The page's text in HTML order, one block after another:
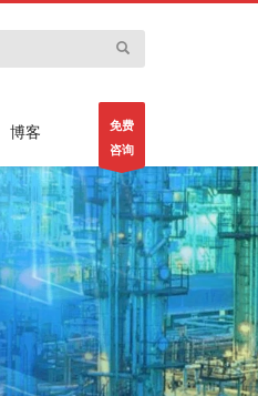
博客
免费
咨询